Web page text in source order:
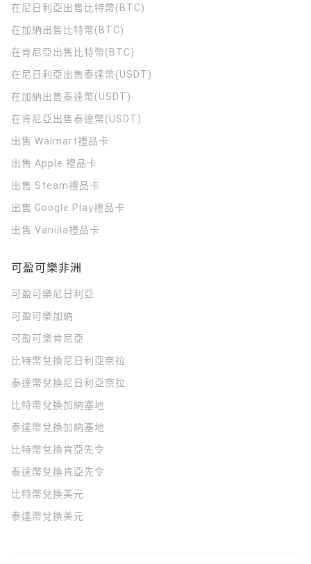
在尼日利亞出售比特幣(BTC)
在加納出售比特幣(BTC)
在肯尼亞出售比特幣(BTC)
在尼日利亞出售泰達幣(USDT)
在加納出售泰達幣(USDT)
在肯尼亞出售泰達幣(USDT)
出售 Walmart禮品卡
出售 Apple 禮品卡
出售 Steam禮品卡
出售 Google Play禮品卡
出售 Vanilla禮品卡
可盈可樂非洲
可盈可樂 尼日利亞
可盈可樂加納
可盈可樂肯尼亞
比特幣兌換尼日利亞奈拉
泰達幣兌換尼日利亞奈拉
比特幣兌換加納塞地
泰達幣兌換加納塞地
比特幣兌換肯亞先令
泰達幣兌換肯亞先令
比特幣兌換美元
泰達幣兌換美元